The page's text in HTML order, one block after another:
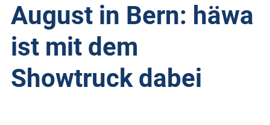
August in Bern: häwa
ist mit dem
Showtruck dabei